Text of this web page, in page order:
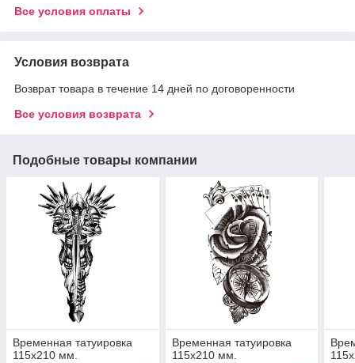
Все условия оплаты
Условия возврата
Возврат товара в течение 14 дней по договоренности
Все условия возврата
Подобные товары компании
Временная татуировка
115х210 мм.
Временная татуировка
115х210 мм.